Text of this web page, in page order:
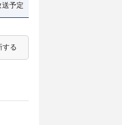
予定
する